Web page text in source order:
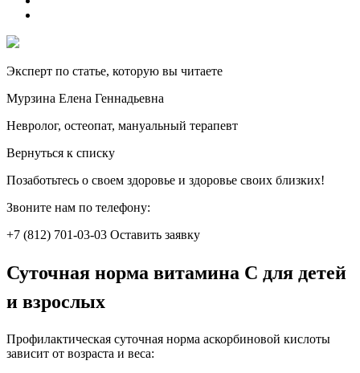
Эксперт по статье, которую вы читаете
Мурзина Елена Геннадьевна
Невролог, остеопат, мануальный терапевт
Вернуться к списку
Позаботьтесь о своем здоровье и здоровье своих близких!
Звоните нам по телефону:
+7 (812) 701-03-03 Оставить заявку
Суточная норма витамина С для детей
и взрослых
Профилактическая суточная норма аскорбиновой кислоты
зависит от возраста и веса: